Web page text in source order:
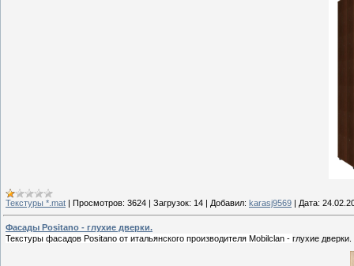
Текстуры *.mat Просмотров: 3624 Загрузок: 14 Добавил: karasj9569 Дата:
Фасады Positano - глухие дверки.
Текстуры фасадов Positano от итальянского производителя Mobilclan - глухие дверки.